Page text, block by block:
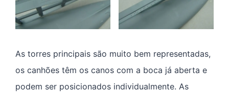
As torres principais são muito bem representadas,
os canhões têm os canos com a boca já aberta e
podem ser posicionados individualmente. As